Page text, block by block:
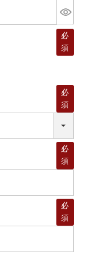
必
須
必
須
必
須
必
須